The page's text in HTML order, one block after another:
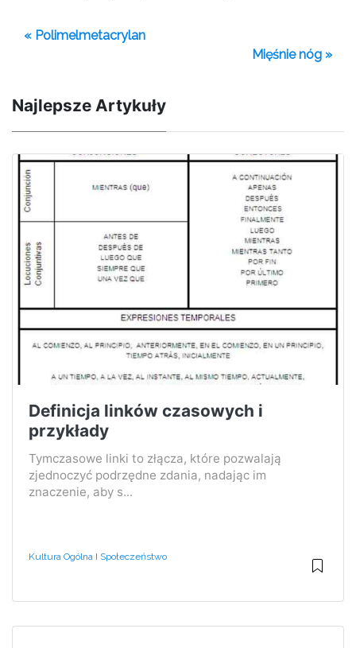
« Polimelmetacrylan
Mięśnie nóg »
Najlepsze Artykuły
Definicja linków czasowych i
przykłady
Tymczasowe linki to złącza, które pozwalają
zjednoczyć podrzędne zdania, nadając im
znaczenie, aby s...
Kultura Ogólna I Społeczeństwo